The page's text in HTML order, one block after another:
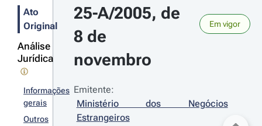
Ato
Original
Análise
Jurídica
Informações
gerais
Outros
25-A/2005, de
8 de
novembro
Em vigor
Emitente:
Ministério dos Negócios
Estrangeiros